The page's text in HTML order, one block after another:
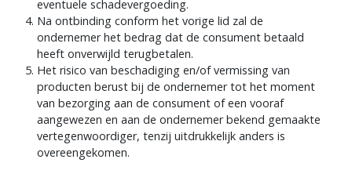
eventuele schadevergoeding.
Na ontbinding conform het vorige lid zal de
ondernemer het bedrag dat de consument betaald
heeft onverwijld terugbetalen.
Het risico van beschadiging en/of vermissing van
producten berust bij de ondernemer tot het moment
van bezorging aan de consument of een vooraf
aangewezen en aan de ondernemer bekend gemaakte
vertegenwoordiger, tenzij uitdrukkelijk anders is
overeengekomen.